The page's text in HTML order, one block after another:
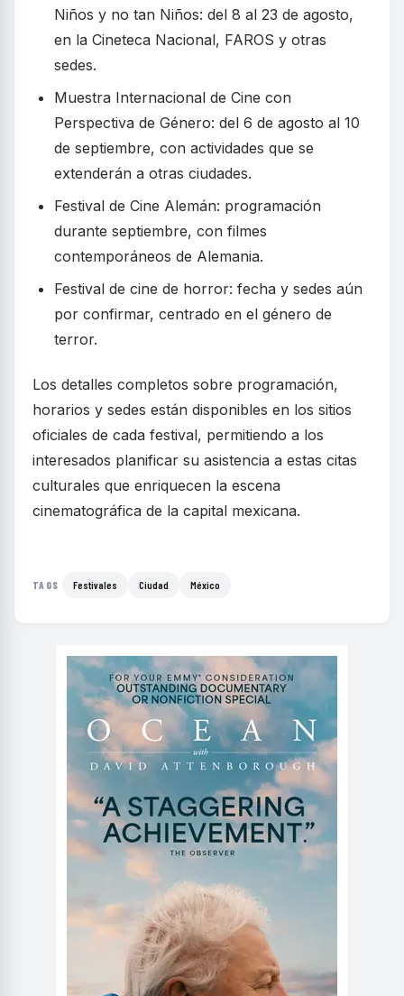
Niños y no tan Niños: del 8 al 23 de agosto,
en la Cineteca Nacional, FAROS y otras
sedes.
Muestra Internacional de Cine con
Perspectiva de Género: del 6 de agosto al 10
de septiembre, con actividades que se
extenderán a otras ciudades.
Festival de Cine Alemán: programación
durante septiembre, con filmes
contemporáneos de Alemania.
Festival de cine de horror: fecha y sedes aún
por confirmar, centrado en el género de
terror.
Los detalles completos sobre programación,
horarios y sedes están disponibles en los sitios
oficiales de cada festival, permitiendo a los
interesados planificar su asistencia a estas citas
culturales que enriquecen la escena
cinematográfica de la capital mexicana.
TAGS Festivales Ciudad México